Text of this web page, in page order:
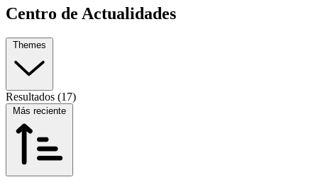
Centro de Actualidades
Themes
Resultados (17)
Más reciente